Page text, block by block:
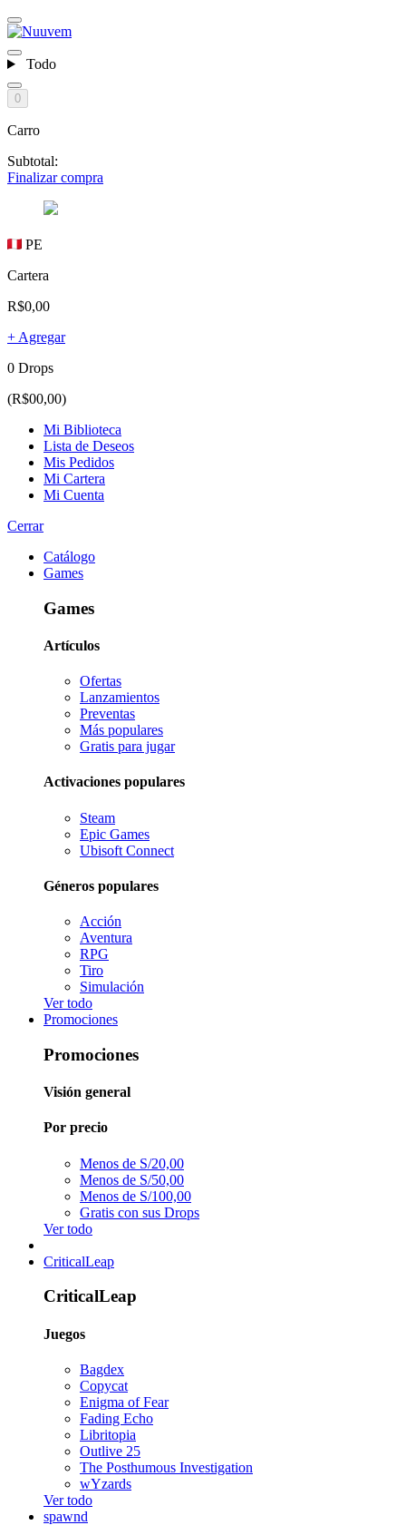
Todo
0
Carro
Subtotal:
Finalizar compra
PE
Cartera
R$0,00
+ Agregar
0 Drops
(R$00,00)
Mi Biblioteca
Lista de Deseos
Mis Pedidos
Mi Cartera
Mi Cuenta
Cerrar
Catálogo
Games
Games
Artículos
Ofertas
Lanzamientos
Preventas
Más populares
Gratis para jugar
Activaciones populares
Steam
Epic Games
Ubisoft Connect
Géneros populares
Acción
Aventura
RPG
Tiro
Simulación
Ver todo
Promociones
Promociones
Visión general
Por precio
Menos de S/20,00
Menos de S/50,00
Menos de S/100,00
Gratis con sus Drops
Ver todo
CriticalLeap
CriticalLeap
Juegos
Bagdex
Copycat
Enigma of Fear
Fading Echo
Libritopia
Outlive 25
The Posthumous Investigation
wYzards
Ver todo
spawnd